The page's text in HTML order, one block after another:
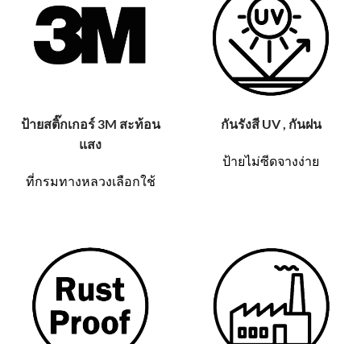
ป้ายสติ๊กเกอร์ 3M สะท้อน
แสง
ที่กรมทางหลวงเลือกใช้
กันรังสี UV , กันฝน
ป้ายไม่ซีดจางง่าย